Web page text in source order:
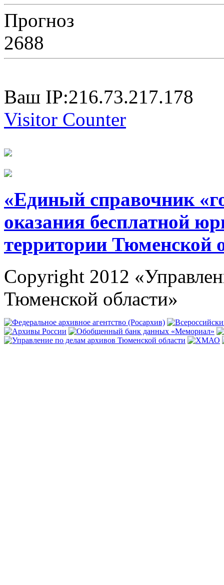
Прогноз
2688
Ваш IP:216.73.217.178
Visitor Counter
«Единый справочник
оказания бесплатной
территории Тюменской
Copyright 2012
Тюменской области»